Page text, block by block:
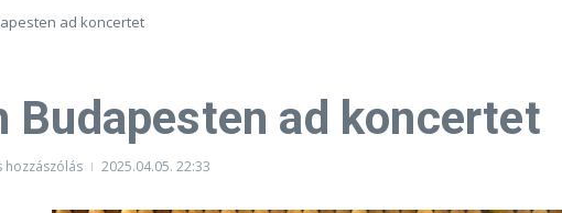
ad koncertet
Budapesten ad koncertet
hozzászólás 2025.04.05. 22:33